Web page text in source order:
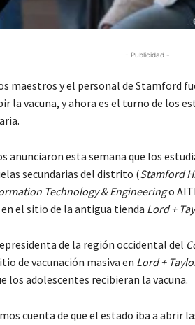
- Publicidad -
maestros y el personal de Stamford
la vacuna, y ahora es el turno de los
anunciaron esta semana que los
secundarias del distrito (Stamford
Technology & Engineeringo
en el sitio de la antigua tienda Lord +
de la región occidental del
de vacunación masiva en Lord +
los adolescentes recibieran la vacuna.
cuenta de que el estado iba a abrir